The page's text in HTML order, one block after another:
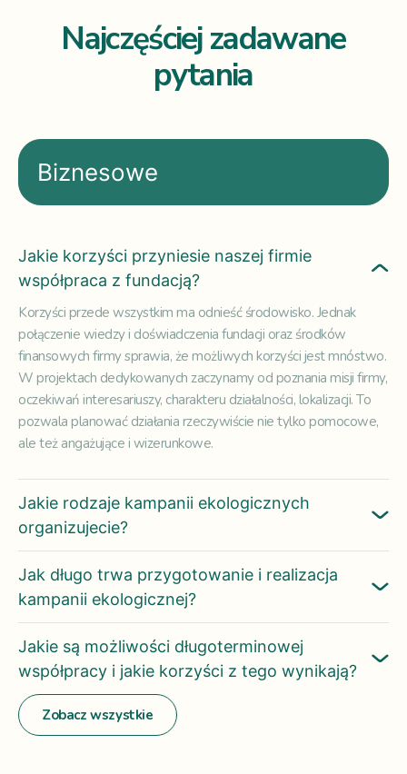
Najczęściej zadawane
pytania
Biznesowe
Jakie korzyści przyniesie naszej firmie
współpraca z fundacją?
Korzyści przede wszystkim ma odnieść środowisko. Jednak
połączenie wiedzy i doświadczenia fundacji oraz środków
finansowych firmy sprawia, że możliwych korzyści jest mnóstwo.
W projektach dedykowanych zaczynamy od poznania misji firmy,
oczekiwań interesariuszy, charakteru działalności, lokalizacji. To
pozwala planować działania rzeczywiście nie tylko pomocowe,
ale też angażujące i wizerunkowe.
Jakie rodzaje kampanii ekologicznych
organizujecie?
Jak długo trwa przygotowanie i realizacja
kampanii ekologicznej?
Jakie są możliwości długoterminowej
współpracy i jakie korzyści z tego wynikają?
Zobacz wszystkie